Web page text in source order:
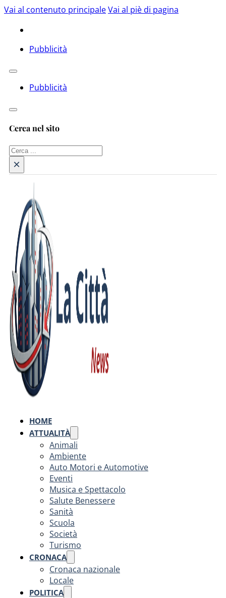
Vai al contenuto principaleVai al piè di pagina
Pubblicità
Pubblicità
Cerca nel sito
Cerca
×
HOME
ATTUALITÀ
Animali
Ambiente
Auto Motori e Automotive
Eventi
Musica e Spettacolo
Salute Benessere
Sanità
Scuola
Società
Turismo
CRONACA
Cronaca nazionale
Locale
POLITICA